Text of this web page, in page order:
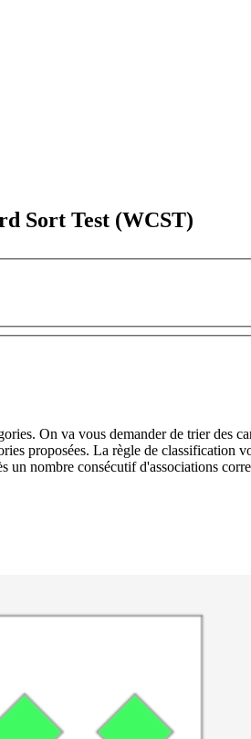
Sort Test (WCST)
de formes.
A vous alors de trouver la bonne règle
un nombre consécutif d'associations